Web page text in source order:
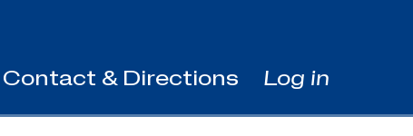
Contact & Directions Log in